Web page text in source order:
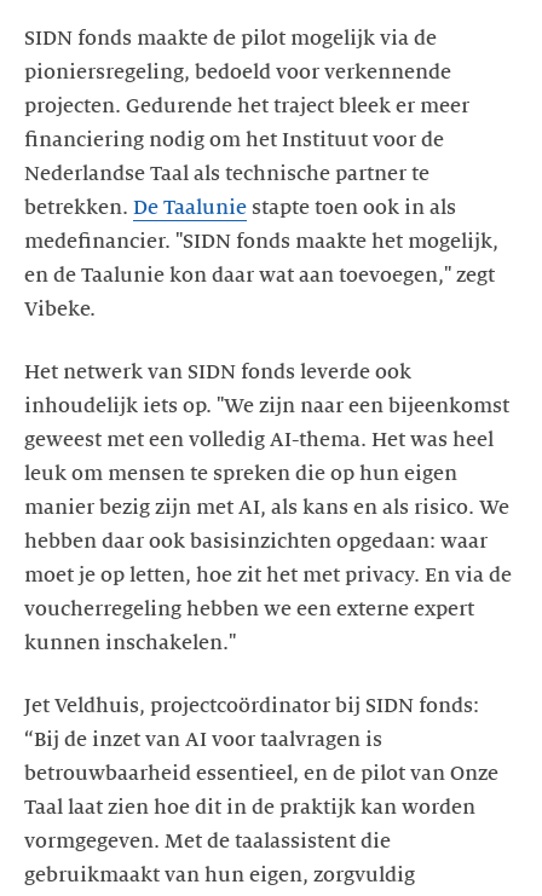
SIDN fonds maakte de pilot mogelijk via de
pioniersregeling, bedoeld voor verkennende
projecten. Gedurende het traject bleek er meer
financiering nodig om het Instituut voor de
Nederlandse Taal als technische partner te
betrekken. De Taalunie stapte toen ook in als
medefinancier. "SIDN fonds maakte het mogelijk,
en de Taalunie kon daar wat aan toevoegen," zegt
Vibeke.
Het netwerk van SIDN fonds leverde ook
inhoudelijk iets op. "We zijn naar een bijeenkomst
geweest met een volledig AI-thema. Het was heel
leuk om mensen te spreken die op hun eigen
manier bezig zijn met AI, als kans en als risico. We
hebben daar ook basisinzichten opgedaan: waar
moet je op letten, hoe zit het met privacy. En via de
voucherregeling hebben we een externe expert
kunnen inschakelen."
Jet Veldhuis, projectcoördinator bij SIDN fonds:
“Bij de inzet van AI voor taalvragen is
betrouwbaarheid essentieel, en de pilot van Onze
Taal laat zien hoe dit in de praktijk kan worden
vormgegeven. Met de taalassistent die
gebruikmaakt van hun eigen, zorgvuldig